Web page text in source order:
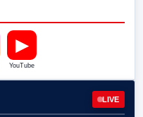
▶
YouTube
LIVE